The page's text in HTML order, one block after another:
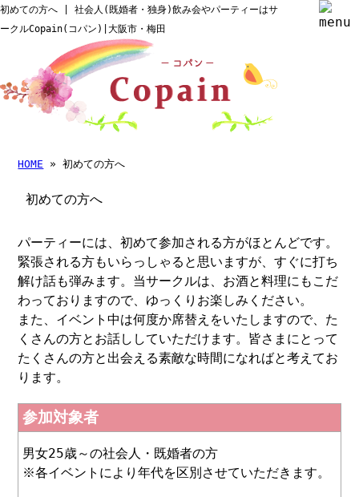
初めての方へ | 社会人(既婚者・独身)飲み会やパーティーはサ
ークルCopain(コパン)|大阪市・梅田
HOME » 初めての方へ
初めての方へ
パーティーには、初めて参加される方がほとんどです。
緊張される方もいらっしゃると思いますが、すぐに打ち
解け話も弾みます。当サークルは、お酒と料理にもこだ
わっておりますので、ゆっくりお楽しみください。
また、イベント中は何度か席替えをいたしますので、た
くさんの方とお話ししていただけます。皆さまにとって
たくさんの方と出会える素敵な時間になればと考えてお
ります。
参加対象者
男女25歳～の社会人・既婚者の方
※各イベントにより年代を区別させていただきます。